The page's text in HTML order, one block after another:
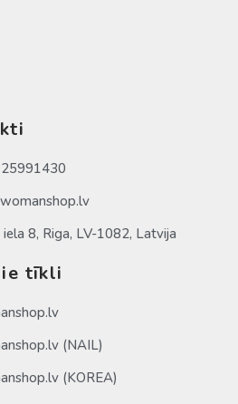
8, Riga, LV-1082, Latvija
tīkli
(NAIL)
(KOREA)